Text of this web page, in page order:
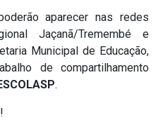
aparecer nas redes
Jaçanã/Tremembé e
Municipal de Educação,
de compartilhamento
.